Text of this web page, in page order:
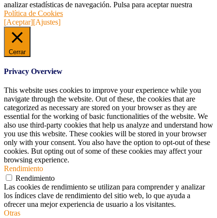
analizar estadísticas de navegación. Pulsa para aceptar nuestra
Política de Cookies
[Aceptar][Ajustes]
Cerrar
Privacy Overview
This website uses cookies to improve your experience while you
navigate through the website. Out of these, the cookies that are
categorized as necessary are stored on your browser as they are
essential for the working of basic functionalities of the website. We
also use third-party cookies that help us analyze and understand how
you use this website. These cookies will be stored in your browser
only with your consent. You also have the option to opt-out of these
cookies. But opting out of some of these cookies may affect your
browsing experience.
Rendimiento
Rendimiento
Las cookies de rendimiento se utilizan para comprender y analizar
los índices clave de rendimiento del sitio web, lo que ayuda a
ofrecer una mejor experiencia de usuario a los visitantes.
Otras